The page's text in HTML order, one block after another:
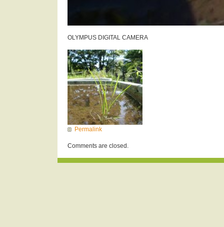
OLYMPUS DIGITAL CAMERA
Permalink
Comments are closed.